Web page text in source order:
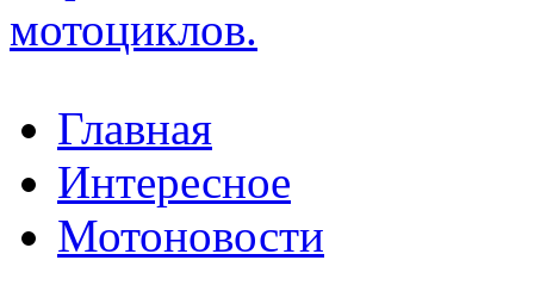
Главная
Интересное
Мотоновости